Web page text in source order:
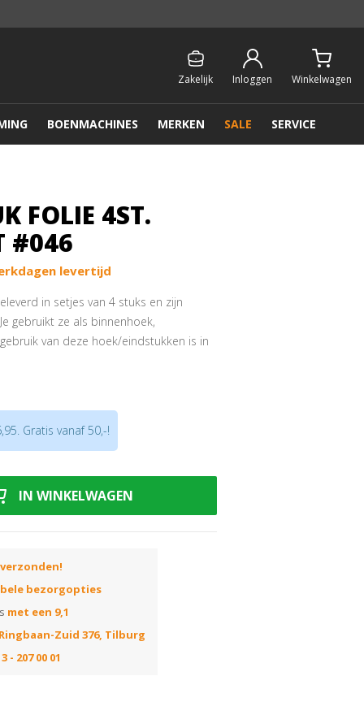
Zakelijk Inloggen Winkelwagen
BOENMACHINES MERKEN SALE SERVICE
FOLIE 4ST.
#046
levertijd
in setjes van 4 stuks en zijn
gebruikt ze als binnenhoek,
van deze hoek/eindstukken is in
14x70mm
kleur? Huur dan onze
de beste kleur kiezen! Elke kleur op
met het nummer van de
Gratis vanaf 50,-!
IN WINKELWAGEN
bezorgopties
met een 9,1
Ringbaan-Zuid 376, Tilburg
- 207 00 01